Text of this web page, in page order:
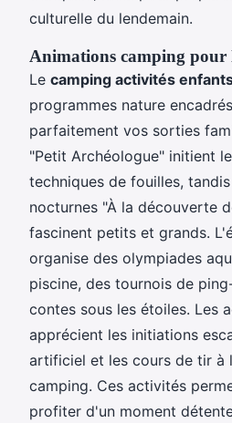
culturelle du lendemain.
Animations camping pour
Le camping activités
programmes nature
parfaitement vos sorties
"Petit Archéologue" initient
techniques de fouilles,
nocturnes "À la découverte
fascinent petits et grands.
organise des olympiades
piscine, des tournois de
contes sous les étoiles. Les
apprécient les initiations
artificiel et les cours de tir à
camping. Ces activités
profiter d'un moment